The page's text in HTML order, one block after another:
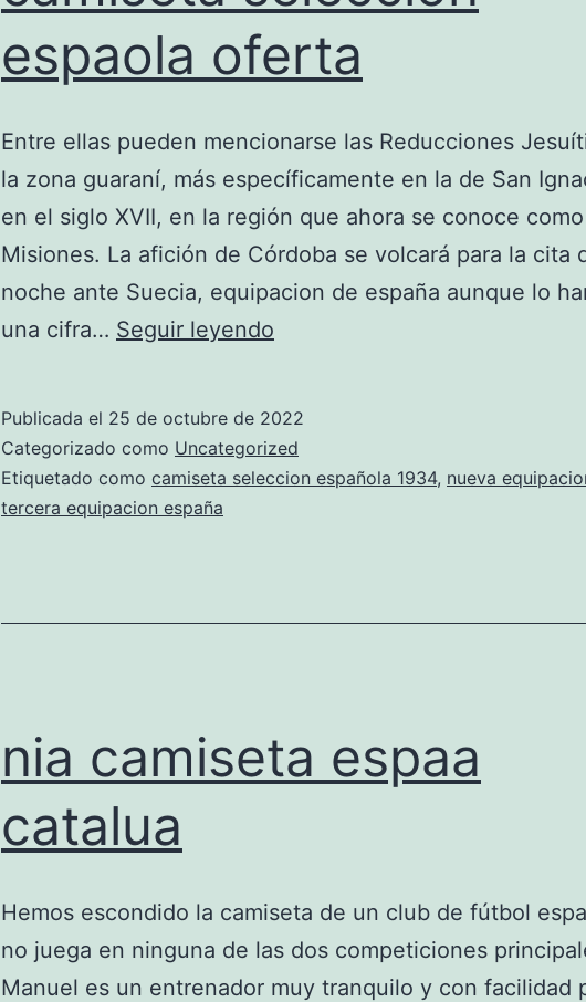
espaola oferta
Entre ellas pueden mencionarse las Reducciones
la zona guaraní, más específicamente en la de San
en el siglo XVII, en la región que ahora se conoce como
Misiones. La afición de Córdoba se volcará para la cita
noche ante Suecia, equipacion de españa aunque lo
una cifra… Seguir leyendo
oferta
Publicada el 25 de octubre de 2022
Categorizado como Uncategorized
Etiquetado como camiseta seleccion española 1934, nueva
tercera equipacion españa
nia camiseta espaa
catalua
Hemos escondido la camiseta de un club de fútbol
no juega en ninguna de las dos competiciones
Manuel es un entrenador muy tranquilo y con facilidad